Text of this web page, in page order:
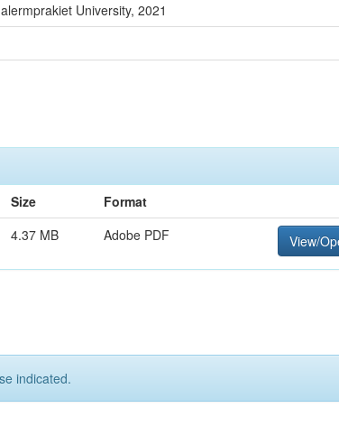
University, 2021
Size
Format
4.37 MB Adobe PDF View/
indicated.